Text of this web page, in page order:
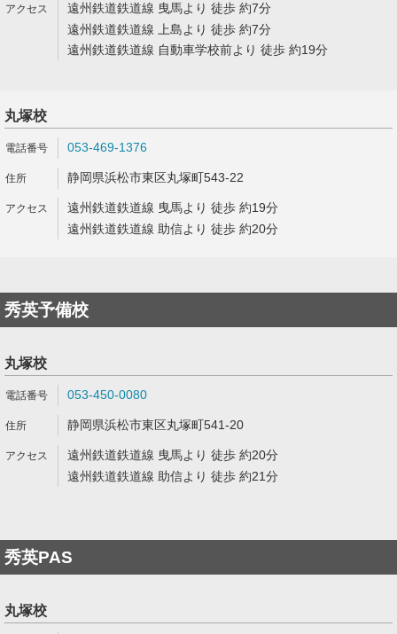
遠州鉄道鉄道線 曳馬より 徒歩 約7分
遠州鉄道鉄道線 上島より 徒歩 約7分
遠州鉄道鉄道線 自動車学校前より 徒歩 約19分
丸塚校
053-469-1376
静岡県浜松市東区丸塚町543-22
遠州鉄道鉄道線 曳馬より 徒歩 約19分
遠州鉄道鉄道線 助信より 徒歩 約20分
秀英予備校
丸塚校
053-450-0080
静岡県浜松市東区丸塚町541-20
遠州鉄道鉄道線 曳馬より 徒歩 約20分
遠州鉄道鉄道線 助信より 徒歩 約21分
秀英PAS
丸塚校